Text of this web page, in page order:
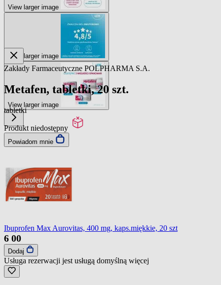
View larger image
View larger image
View larger image
Zakłady Farmaceutyczne POLPHARMA S.A.
Metafen, tabletki, 20 szt.
tabletki
Produkt niedostępny
Powiadom mnie
Ibuprofen Max Aurovitas, 400 mg, kaps.miękkie, 20 szt
6 00
Dodaj
Usługa rezerwacji jest usługą domyślną więcej